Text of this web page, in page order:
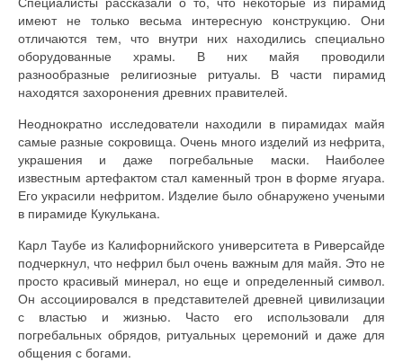
имеют не только весьма интересную конструкцию. Они
отличаются тем, что внутри них находились специально
оборудованные храмы. В них майя проводили
разнообразные религиозные ритуалы. В части пирамид
находятся захоронения древних правителей.
Неоднократно исследователи находили в пирамидах майя
самые разные сокровища. Очень много изделий из нефрита,
украшения и даже погребальные маски. Наиболее
известным артефактом стал каменный трон в форме ягуара.
Его украсили нефритом. Изделие было обнаружено учеными
в пирамиде Кукулькана.
Карл Таубе из Калифорнийского университета в Риверсайде
подчеркнул, что нефрил был очень важным для майя. Это не
просто красивый минерал, но еще и определенный символ.
Он ассоциировался в представителей древней цивилизации
с властью и жизнью. Часто его использовали для
погребальных обрядов, ритуальных церемоний и даже для
общения с богами.